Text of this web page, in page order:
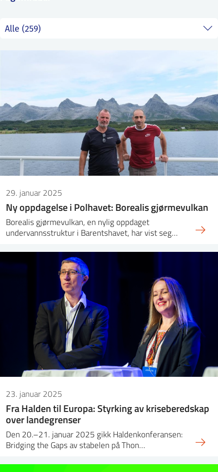
29. januar 2025
Ny oppdagelse i Polhavet: Borealis gjørmevulkan
Borealis gjørmevulkan, en nylig oppdaget
undervannsstruktur i Barentshavet, har vist seg…
23. januar 2025
Fra Halden til Europa: Styrking av kriseberedskap
over landegrenser
Den 20.–21. januar 2025 gikk Haldenkonferansen:
Bridging the Gaps av stabelen på Thon…